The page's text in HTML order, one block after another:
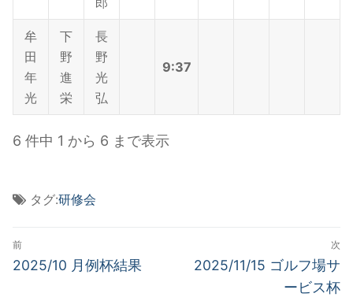
牟
田
年
光
下
野
進
栄
長
野
光
弘
9:37
6 件中 1 から 6 まで表示
タグ:研修会
投
稿
前
前
2025/10 月例杯結果
次
次
2025/11/15 ゴルフ場サ
ービス杯